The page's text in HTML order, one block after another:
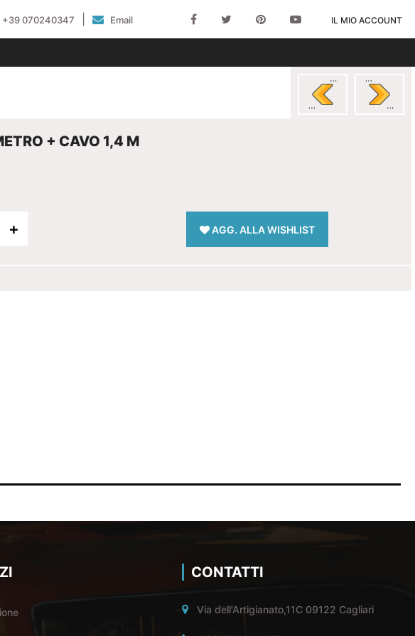
+39 070240347 Email IL MIO ACCOUNT
+ CAVO 1,4 M
AGG. ALLA WISHLIST
CONTATTI
Via dell'Artigianato,11C 09122 Cagliari